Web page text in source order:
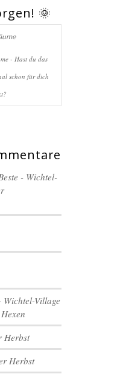
🌞
- Hast du das
schon für dich
- Wichtel-
Village
Herbst
Herbst